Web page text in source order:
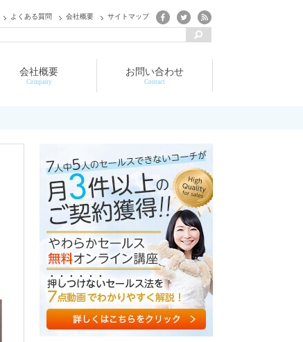
よくある質問 会社概要 サイトマップ
会社概要
Company
お問い合わせ
Contact